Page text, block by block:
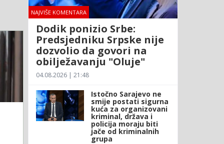
NAJVIŠE KOMENTARA
Dodik ponizio Srbe:
Predsjedniku Srpske nije
dozvolio da govori na
obilježavanju "Oluje"
04.08.2026 | 21:48
Istočno Sarajevo ne
smije postati sigurna
kuća za organizovani
kriminal, država i
policija moraju biti
jače od kriminalnih
grupa